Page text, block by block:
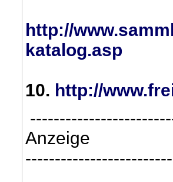
http://
katalog.asp
10. http://
Anzeige